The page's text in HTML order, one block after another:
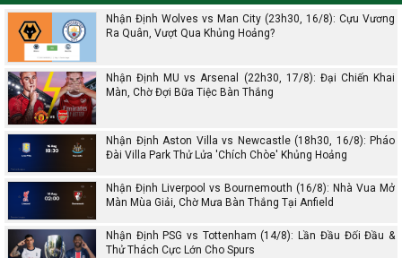
Nhận Định Wolves vs Man City (23h30, 16/8): Cựu Vương
Ra Quân, Vượt Qua Khủng Hoảng?
Nhận Định MU vs Arsenal (22h30, 17/8): Đại Chiến Khai
Màn, Chờ Đợi Bữa Tiệc Bàn Thắng
Nhận Định Aston Villa vs Newcastle (18h30, 16/8): Pháo
Đài Villa Park Thử Lửa 'Chích Chòe' Khủng Hoảng
Nhận Định Liverpool vs Bournemouth (16/8): Nhà Vua Mở
Màn Mùa Giải, Chờ Mưa Bàn Thắng Tại Anfield
Nhận Định PSG vs Tottenham (14/8): Lần Đầu Đối Đầu &
Thử Thách Cực Lớn Cho Spurs